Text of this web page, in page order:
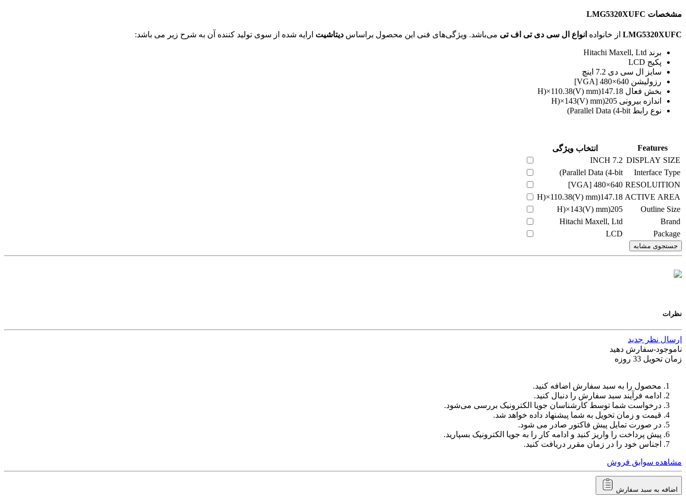
مشخصات LMG5320XUFC
LMG5320XUFC از خانواده انواع ال سی دی تی اف تی دیتاشیت ارایه شده از سوی تولید کننده آن به شرح زیر می باشد:
برند Hitachi Maxell, Ltd
پکیج LCD
سایز ال سی دی 7.2 اینچ
رزولیشن 640×480 [VGA]
بخش فعال 147.18(H)×110.38(V) mm
اندازه بیرونی 205(H)×143(V) mm
نوع رابط Parallel Data (4-bit)
Features
انتخاب ویژگی
DISPLAY SIZE
7.2
INCH
Interface Type
Parallel Data (4-bit)
RESOLUITION
640×480 [VGA]
ACTIVE AREA
147.18(H)×110.38(V) mm
Outline Size
205(H)×143(V) mm
Brand
Hitachi Maxell, Ltd
Package
LCD
جستجوی مشابه
نظرات
ارسال نظر جدید
ناموجود-سفارش دهید
زمان تحویل 33 روزه
محصول را به سبد سفارش اضافه کنید.
ادامه فرآیند سبد سفارش را دنبال کنید.
درخواست شما توسط کارشناسان جویا الکترونیک بررسی می‌شود.
قیمت و زمان تحویل به شما پیشنهاد داده خواهد شد.
در صورت تمایل پیش فاکتور صادر می شود.
پیش پرداخت را واریز کنید و ادامه کار را به جویا الکترونیک بسپارید.
اجناس خود را در زمان مقرر دریافت کنید.
مشاهده سوابق فروش
اضافه به سبد سفارش